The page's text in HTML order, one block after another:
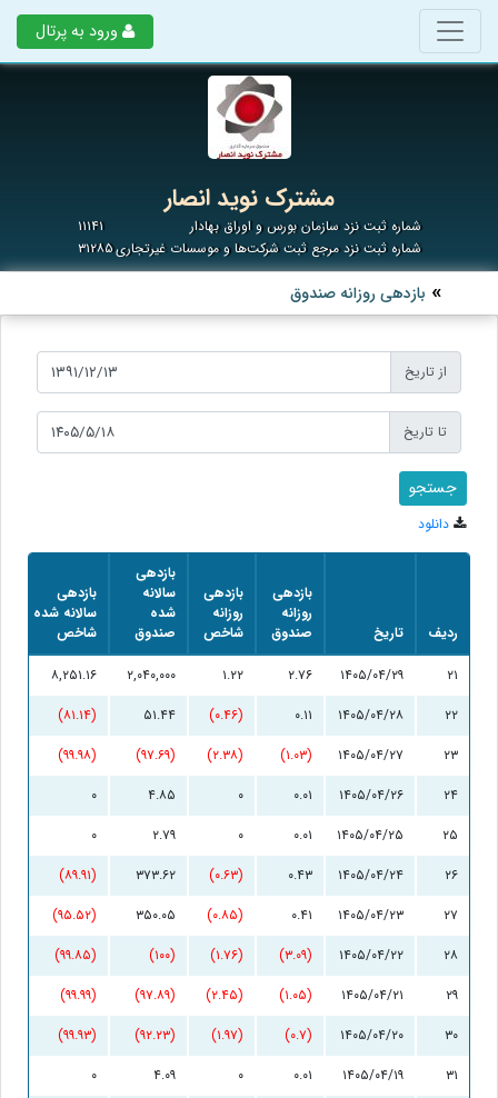
ورود به پرتال
مشترک نوید انصار
شماره ثبت نزد سازمان بورس و اوراق بهادار
۱۱۱۴۱
شماره ثبت نزد مرجع ثبت شرکت‌ها و موسسات غیرتجاری۳۱۲۸۵
بازدهی روزانه صندوق
از تاریخ
تا تاریخ
دانلود
ردیف تاریخ
بازدهی
روزانه
صندوق
بازدهی
روزانه
شاخص
بازدهی
سالانه
شده
صندوق
بازدهی
سالانه شده
شاخص
۲۱
۱۴۰۵/۰۴/۲۹ ۲.۷۶ ۱.۲۲ ۲,۰۴۰,۰۰۰
۸,۲۵۱.۱۶
۲۲
۱۴۰۵/۰۴/۲۸ ۰.۱۱ (۰.۴۶) ۵۱.۴۴
(۸۱.۱۴)
۲۳
۱۴۰۵/۰۴/۲۷ (۱.۰۳) (۲.۳۸) (۹۷.۶۹)
(۹۹.۹۸)
۲۴
۱۴۰۵/۰۴/۲۶ ۰.۰۱ ۰ ۴.۸۵
۰
۲۵
۱۴۰۵/۰۴/۲۵ ۰.۰۱ ۰ ۲.۷۹
۰
۲۶
۱۴۰۵/۰۴/۲۴ ۰.۴۳ (۰.۶۳) ۳۷۳.۶۲
(۸۹.۹۱)
۲۷
۱۴۰۵/۰۴/۲۳ ۰.۴۱ (۰.۸۵) ۳۵۰.۰۵
(۹۵.۵۲)
۲۸
۱۴۰۵/۰۴/۲۲ (۳.۰۹) (۱.۷۶) (۱۰۰)
(۹۹.۸۵)
۲۹
۱۴۰۵/۰۴/۲۱ (۱.۰۵) (۲.۴۵) (۹۷.۸۹)
(۹۹.۹۹)
۳۰
۱۴۰۵/۰۴/۲۰ (۰.۷) (۱.۹۷) (۹۲.۲۳)
(۹۹.۹۳)
۳۱
۱۴۰۵/۰۴/۱۹ ۰.۰۱ ۰ ۴.۰۹
۰